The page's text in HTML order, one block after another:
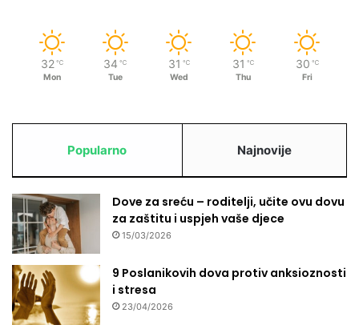
32 ℃
Mon
34 ℃
Tue
31 ℃
Wed
31 ℃
Thu
30 ℃
Fri
Popularno Najnovije
Dove za sreću – roditelji, učite ovu dovu
za zaštitu i uspjeh vaše djece
15/03/2026
9 Poslanikovih dova protiv anksioznosti
i stresa
23/04/2026